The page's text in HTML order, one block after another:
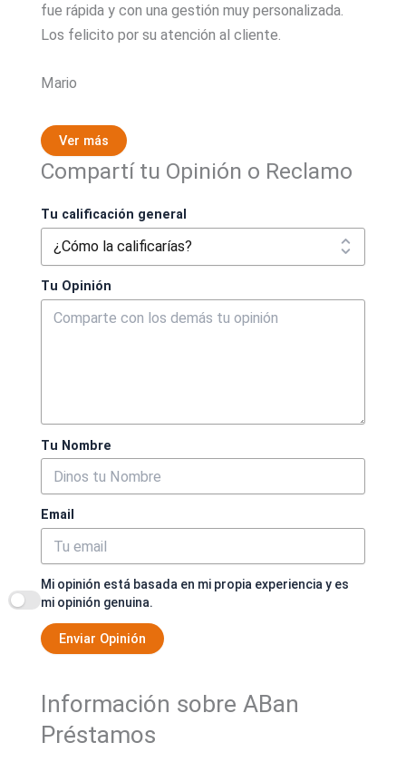
fue rápida y con una gestión muy personalizada.
Los felicito por su atención al cliente.
Mario
Ver más
Compartí tu Opinión o Reclamo
Tu calificación general
Tu Opinión
Tu Nombre
Email
Mi opinión está basada en mi propia experiencia y es
mi opinión genuina.
Enviar Opinión
Información sobre ABan
Préstamos